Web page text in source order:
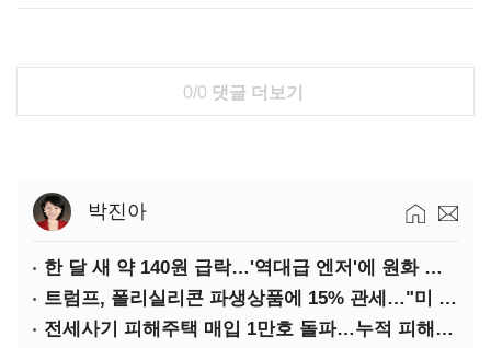
0/0 댓글 더보기
박진아
한 달 새 약 140원 급락…'역대급 엔저'에 원화 변곡점
트럼프, 폴리실리콘 파생상품에 15% 관세…"미 산업 재건"
전세사기 피해주택 매입 1만호 돌파…누적 피해자 4만278명